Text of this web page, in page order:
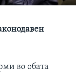
во обата